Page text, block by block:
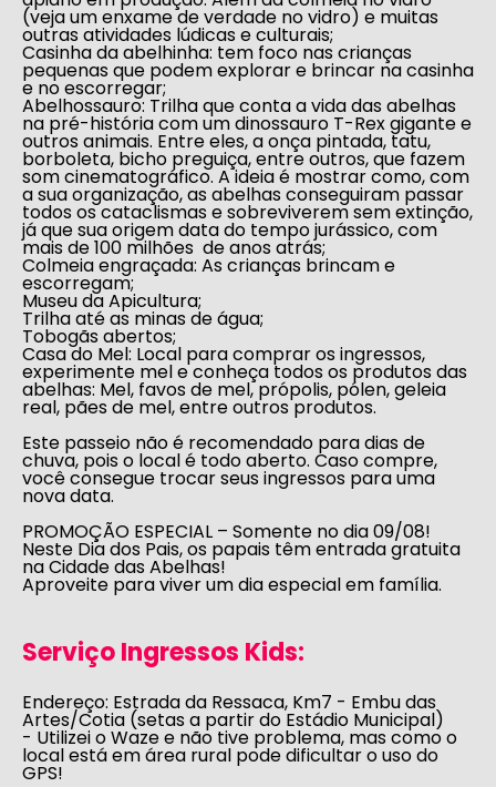
(veja um enxame de verdade no vidro) e muitas
outras atividades lúdicas e culturais;
Casinha da abelhinha: tem foco nas crianças
pequenas que podem explorar e brincar na casinha
e no escorregar;
Abelhossauro: Trilha que conta a vida das abelhas
na pré-história com um dinossauro T-Rex gigante e
outros animais. Entre eles, a onça pintada, tatu,
borboleta, bicho preguiça, entre outros, que fazem
som cinematográfico. A ideia é mostrar como, com
a sua organização, as abelhas conseguiram passar
todos os cataclismas e sobreviverem sem extinção,
já que sua origem data do tempo jurássico, com
mais de 100 milhões de anos atrás;
Colmeia engraçada: As crianças brincam e
escorregam;
Museu da Apicultura;
Trilha até as minas de água;
Tobogãs abertos;
Casa do Mel: Local para comprar os ingressos,
experimente mel e conheça todos os produtos das
abelhas: Mel, favos de mel, própolis, pólen, geleia
real, pães de mel, entre outros produtos.
Este passeio não é recomendado para dias de
chuva, pois o local é todo aberto. Caso compre,
você consegue trocar seus ingressos para uma
nova data.
PROMOÇÃO ESPECIAL – Somente no dia 09/08!
Neste Dia dos Pais,os papais têm entrada gratuita
na Cidade das Abelhas!
Aproveite para viver um dia especial em família.
Serviço Ingressos Kids:
Endereço: Estrada da Ressaca, Km7 - Embu das
Artes/Cotia (setas a partir do Estádio Municipal)
- Utilizei o Waze e não tive problema, mas como o
local está em área rural pode dificultar o uso do
GPS!